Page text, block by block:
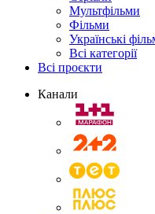
Мультфільми
Фільми
Українські
Всі категорії
Всі проєкти
Канали